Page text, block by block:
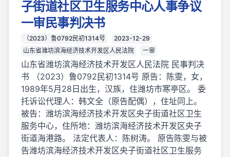
子街道社区卫生服务中心人事争议
一审民事判决书
（2023）鲁0792民初1314号
2023-12-29
山东省潍坊滨海经济技术开发区人民法院
一审
山东省潍坊滨海经济技术开发区人民法院 民事判决
书 （2023）鲁0792民初1314号 原告：陈雯，女，
1989年5月28日出生，汉族，住潍坊市寒亭区。 委
托诉讼代理人：韩文全（原告配偶），住址同上。
被告：潍坊滨海经济技术开发区央子街道社区卫生
服务中心，住所地：潍坊滨海经济技术开发区央子
街道海港路。 法定代表人：陈树涛。 原告陈雯与被
告潍坊滨海经济技术开发区央子街道社区卫生服务